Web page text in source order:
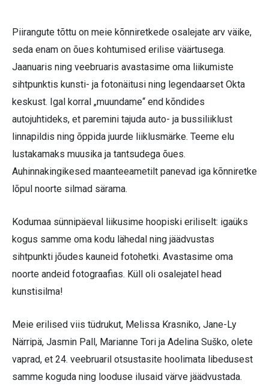
Piirangute tõttu on meie kõnniretkede osalejate arv väike,
seda enam on õues kohtumised erilise väärtusega.
Jaanuaris ning veebruaris avastasime oma liikumiste
sihtpunktis kunsti- ja fotonäitusi ning legendaarset Okta
keskust. Igal korral „muundame“ end kõndides
autojuhtideks, et paremini tajuda auto- ja bussiliiklust
linnapildis ning õppida juurde liiklusmärke. Teeme elu
lustakamaks muusika ja tantsudega õues.
Auhinnakingikesed maanteeametilt panevad iga kõnniretke
lõpul noorte silmad särama.
Kodumaa sünnipäeval liikusime hoopiski eriliselt: igaüks
kogus samme oma kodu lähedal ning jäädvustas
sihtpunkti jõudes kauneid fotohetki. Avastasime oma
noorte andeid fotograafias. Küll oli osalejatel head
kunstisilma!
Meie erilised viis tüdrukut, Melissa Krasniko, Jane-Ly
Närripä, Jasmin Pall, Marianne Tori ja Adelina Suško, olete
vaprad, et 24. veebruaril otsustasite hoolimata libedusest
samme koguda ning looduse ilusaid värve jäädvustada.